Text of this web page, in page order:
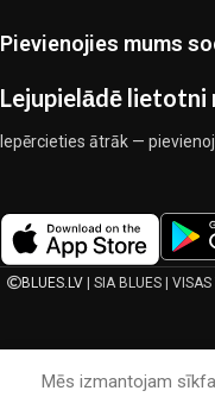
Lejupielādē lietotni
Iepērcieties ātrāk —
BLUES.LV| SIA BLUES | VISAS
Mēs izmantojam